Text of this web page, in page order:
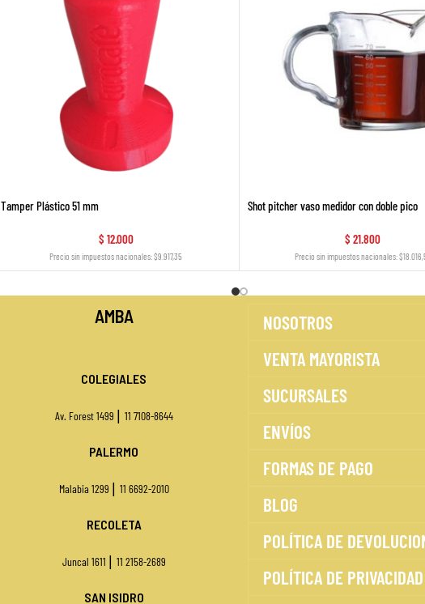
Tamper Plástico 51 mm
$ 12.000
Precio sin impuestos nacionales: $9.917,35
Shot pitcher vaso medidor con doble pico
$ 21.800
Precio sin impuestos nacionales:
AMBA
COLEGIALES
Av. Forest 1499 11 7108-8644
PALERMO
Malabia 1299 11 6692-2010
RECOLETA
Juncal 1611 11 2158-2689
SAN ISIDRO
NOSOTROS
VENTA MAYORISTA
SUCURSALES
ENVÍOS
FORMAS DE PAGO
BLOG
POLÍTICA DE
POLÍTICA DE PRIVACIDAD